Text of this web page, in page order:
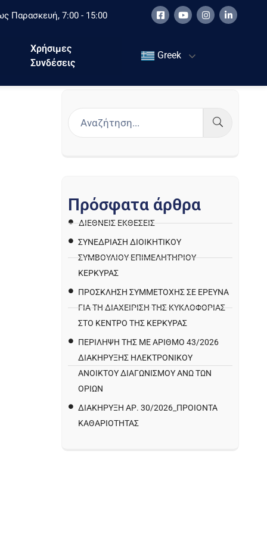
Παρασκευή, 7:00 - 15:00
Χρήσιμες
Συνδέσεις
Greek
Πρόσφατα άρθρα
ΔΙΕΘΝΕΙΣ ΕΚΘΕΣΕΙΣ
ΣΥΝΕΔΡΙΑΣΗ ΔΙΟΙΚΗΤΙΚΟΥ
ΣΥΜΒΟΥΛΙΟΥ ΕΠΙΜΕΛΗΤΗΡΙΟΥ
ΚΕΡΚΥΡΑΣ
ΠΡΌΣΚΛΗΣΗ ΣΥΜΜΕΤΟΧΉΣ ΣΕ ΈΡΕΥΝΑ
ΓΙΑ ΤΗ ΔΙΑΧΕΊΡΙΣΗ ΤΗΣ ΚΥΚΛΟΦΟΡΊΑΣ
ΣΤΟ ΚΈΝΤΡΟ ΤΗΣ ΚΈΡΚΥΡΑΣ
ΠΕΡΙΛΗΨΗ ΤΗΣ ΜΕ ΑΡΙΘΜΟ 43/2026
ΔΙΑΚΗΡΥΞΗΣ ΗΛΕΚΤΡΟΝΙΚΟΥ
ΑΝΟΙΚΤΟΥ ΔΙΑΓΩΝΙΣΜΟΥ ΑΝΩ ΤΩΝ
ΟΡΙΩΝ
ΔΙΑΚΉΡΥΞΗ ΑΡ. 30/2026_ΠΡΟΙΌΝΤΑ
ΚΑΘΑΡΙΌΤΗΤΑΣ